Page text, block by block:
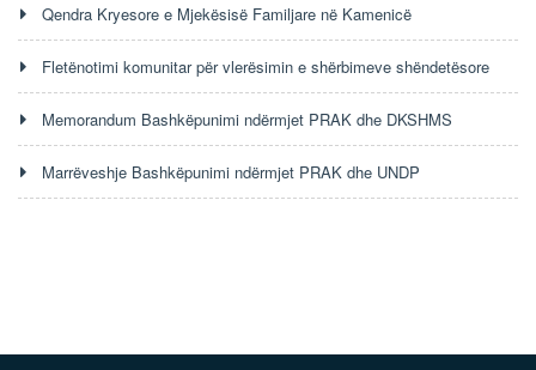
Qendra Kryesore e Mjekësisë Familjare në Kamenicë
Fletënotimi komunitar për vlerësimin e shërbimeve shëndetësore
Memorandum Bashkëpunimi ndërmjet PRAK dhe DKSHMS
Marrëveshje Bashkëpunimi ndërmjet PRAK dhe UNDP